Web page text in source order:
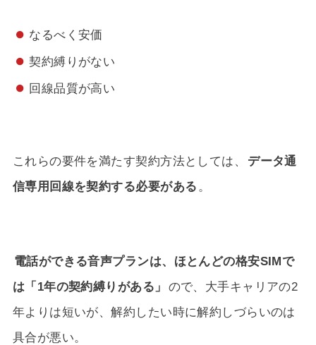
なるべく安価
契約縛りがない
回線品質が高い
これらの要件を満たす契約方法としては、
データ通
信専用回線を契約する必要がある 。
電話ができる音声プランは、ほとんどの格安SIMで
は「1年の契約縛りがある」 ので、大手キャリアの2
年よりは短いが、解約したい時に解約しづらいのは
具合が悪い。